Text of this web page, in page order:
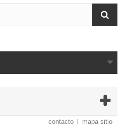
contacto mapa sitio